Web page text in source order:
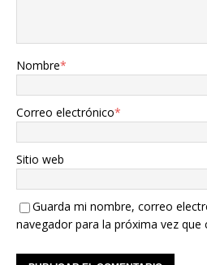
Nombre*
Correo electrónico*
Sitio web
Guarda mi nombre, correo
navegador para la próxima vez que